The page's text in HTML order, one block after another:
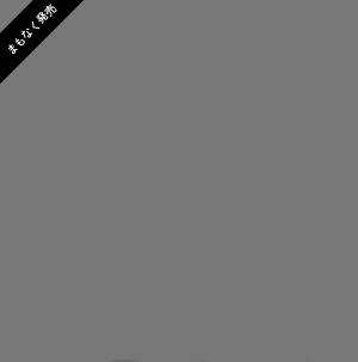
まもなく発売